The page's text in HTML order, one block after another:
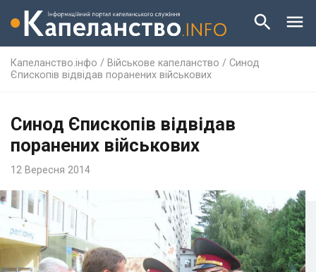
Капеланство.інфо / Військове капеланство / Синод
Єпископів відвідав поранених військових
Синод Єпископів відвідав
поранених військових
12 Вересня 2014